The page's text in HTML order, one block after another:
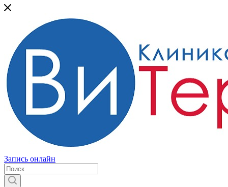
Запись онлайн